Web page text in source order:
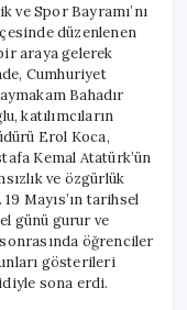
İlçede
Göz
Kamaştıran
Kutlamalar
için
ve Spor Bayramı’nı
düzenlenen
araya gelerek
Cumhuriyet
Bahadır
katılımcıların
Erol Koca,
Kemal Atatürk’ün
ve özgürlük
Mayıs’ın tarihsel
günü gurur ve
öğrenciler
gösterileri
sona erdi.